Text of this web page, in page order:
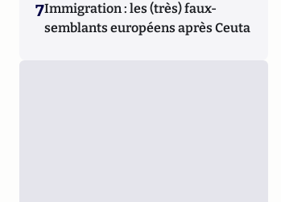
7Immigration : les (très) faux-
semblants européens après Ceuta